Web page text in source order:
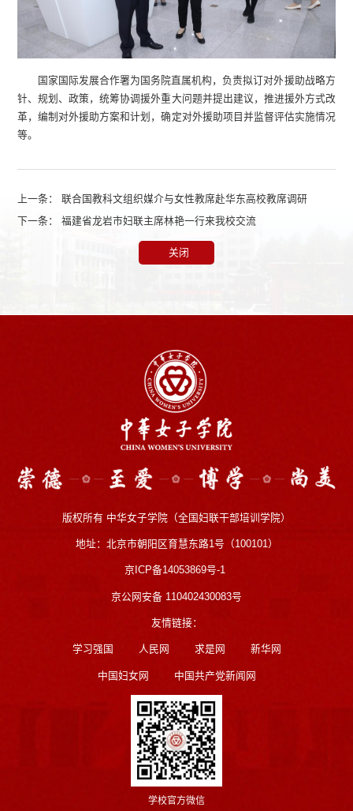
国家国际发展合作署为国务院直属机构，负责拟订对外援助战略方
针、规划、政策，统筹协调援外重大问题并提出建议，推进援外方式改
革，编制对外援助方案和计划，确定对外援助项目并监督评估实施情况
等。
上一条：联合国教科文组织媒介与女性教席赴华东高校教席调研
下一条：福建省龙岩市妇联主席林艳一行来我校交流
关闭
版权所有 中华女子学院（全国妇联干部培训学院）
地址：北京市朝阳区育慧东路1号（100101）
京ICP备14053869号-1
京公网安备 110402430083号
友情链接：
学习强国 人民网 求是网 新华网
中国妇女网 中国共产党新闻网
学校官方微信